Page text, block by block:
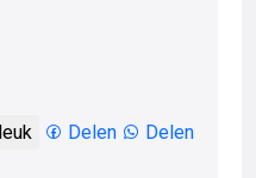
Delen Delen